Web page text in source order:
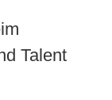
Talent